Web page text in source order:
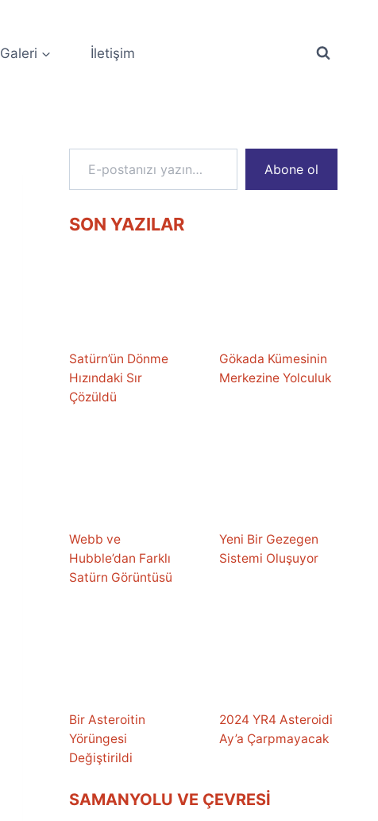
Galeri İletişim
E-postanızı yazın…
Abone ol
SON YAZILAR
Satürn’ün Dönme
Hızındaki Sır
Çözüldü
Gökada Kümesinin
Merkezine Yolculuk
Webb ve
Hubble’dan Farklı
Satürn Görüntüsü
Yeni Bir Gezegen
Sistemi Oluşuyor
Bir Asteroitin
Yörüngesi
Değiştirildi
2024 YR4 Asteroidi
Ay’a Çarpmayacak
SAMANYOLU VE ÇEVRESI